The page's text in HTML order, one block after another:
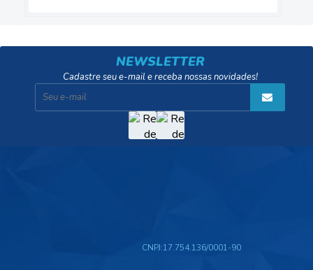
NEWSLETTER
Cadastre seu e-mail e receba nossas novidades!
CNPJ:17.754.136/0001-90